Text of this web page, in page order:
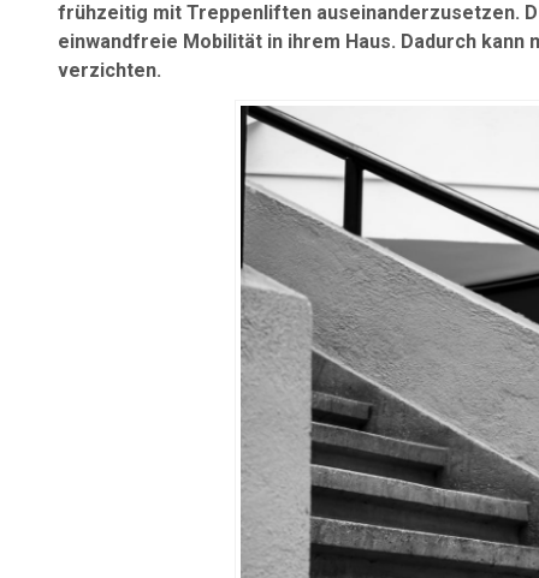
frühzeitig mit Treppenliften auseinanderzusetzen.
einwandfreie Mobilität in ihrem Haus. Dadurch
verzichten.